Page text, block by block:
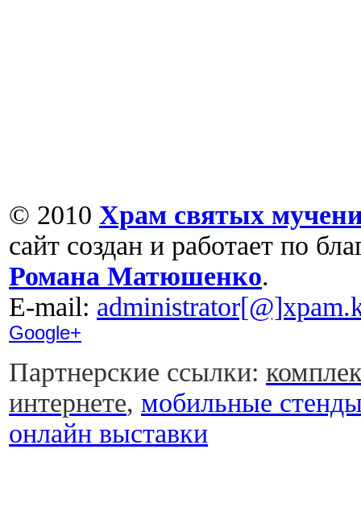
© 2010 Храм святых
сайт создан и работает по
Романа Матюшенко.
Е-mail:
Google+
Партнерские ссылки:
интернете, мобильные
онлайн выставки